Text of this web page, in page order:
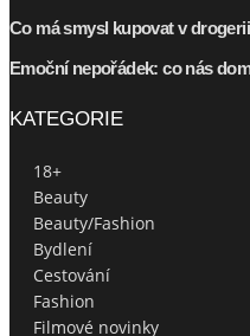
Co má smysl kupovat v
Emoční nepořádek: co nás
KATEGORIE
18+
Beauty
Beauty/Fashion
Bydlení
Cestování
Fashion
Filmové novinky